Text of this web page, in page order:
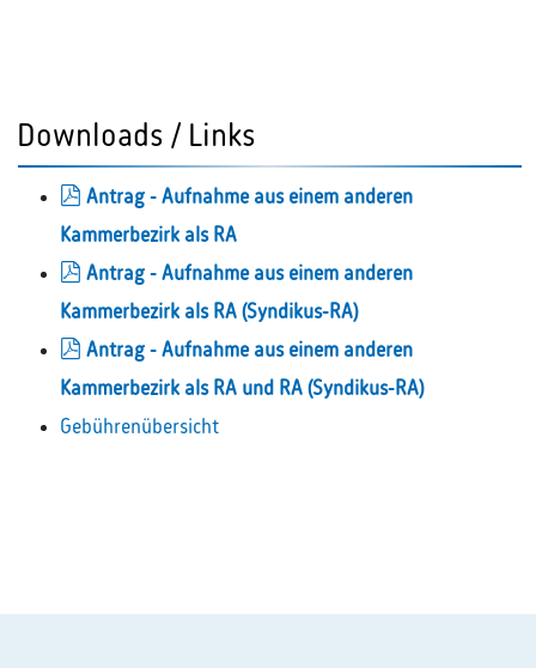
Downloads / Links
pdf
Antrag - Aufnahme aus einem anderen
Kammerbezirk als RA
pdf
Antrag - Aufnahme aus einem anderen
Kammerbezirk als RA (Syndikus-RA)
pdf
Antrag - Aufnahme aus einem anderen
Kammerbezirk als RA und RA (Syndikus-RA)
Gebührenübersicht